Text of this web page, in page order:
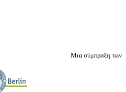
Μια σύμπραξη των